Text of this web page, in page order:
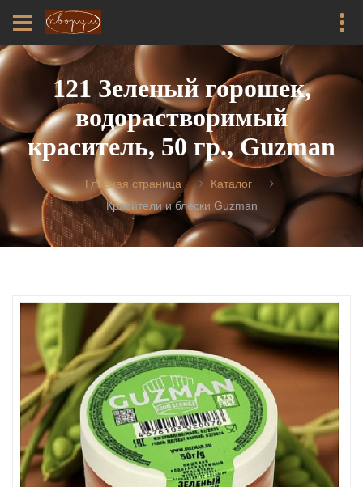
121 Зеленый горошек,
водорастворимый
краситель, 50 гр., Guzman
Главная страница
Каталог
Красители и блески Guzman